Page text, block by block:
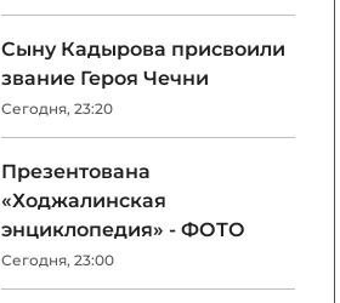
Сыну Кадырова присвоили
звание Героя Чечни
Сегодня, 23:20
Презентована
«Ходжалинская
энциклопедия» - ФОТО
Сегодня, 23:00